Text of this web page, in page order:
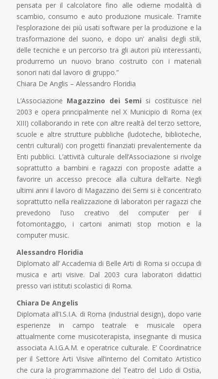
pensata per il calcolatore fino alle odierne modalità di
scambio, consumo e auto produzione musicale. Tramite
l’esplorazione dei più usati software per la produzione e la
trasformazione del suono, e dopo un’ analisi degli stili,
delle tecniche e un percorso tra gli autori più interessanti,
produrremo un nuovo brano costruito con i materiali
sonori nati dal lavoro di gruppo.”
Chiara De Anglis – Alessandro Floridia
L’Associazione Magazzino dei Semi si costituisce nel
2003 e opera principalmente nel X Municipio di Roma (ex
XIII) collaborando in rete con altre realtà del terzo settore,
scuole e altre strutture pubbliche (ludoteche, biblioteche,
centri culturali) con progetti finanziati prevalentemente da
Enti pubblici. L’attività culturale dell’Associazione si rivolge
soprattutto a bambini e ragazzi con proposte adatte a
favorire un accesso precoce alla cultura dell’arte. Negli
ultimi anni il lavoro di Magazzino dei Semi si è concentrato
soprattutto nella realizzazione di laboratori per ragazzi che
prevedono l’uso creativo del computer per il
fotomontaggio, i cartoni animati stop motion e la
computer music.
Alessandro Floridia
Diplomato all’ Accademia di Belle Arti di Roma si occupa di
musica e arti visive. Dal 2003 cura laboratori didattici
presso vari istituti scolastici di Roma.
Chiara De Angelis
Diplomata all’I.S.I.A. di Roma (industrial design), dopo varie
esperienze in campo teatrale e musicale opera
attualmente come musicoterapista, insegnante di musica
associata A.I.G.A.M. e operatrice culturale. E’ Coordinatrice
per il Settore Arti Visive all’interno del Comitato Artistico
che cura la programmazione del Teatro del Lido di Ostia,